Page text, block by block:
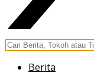
Berita